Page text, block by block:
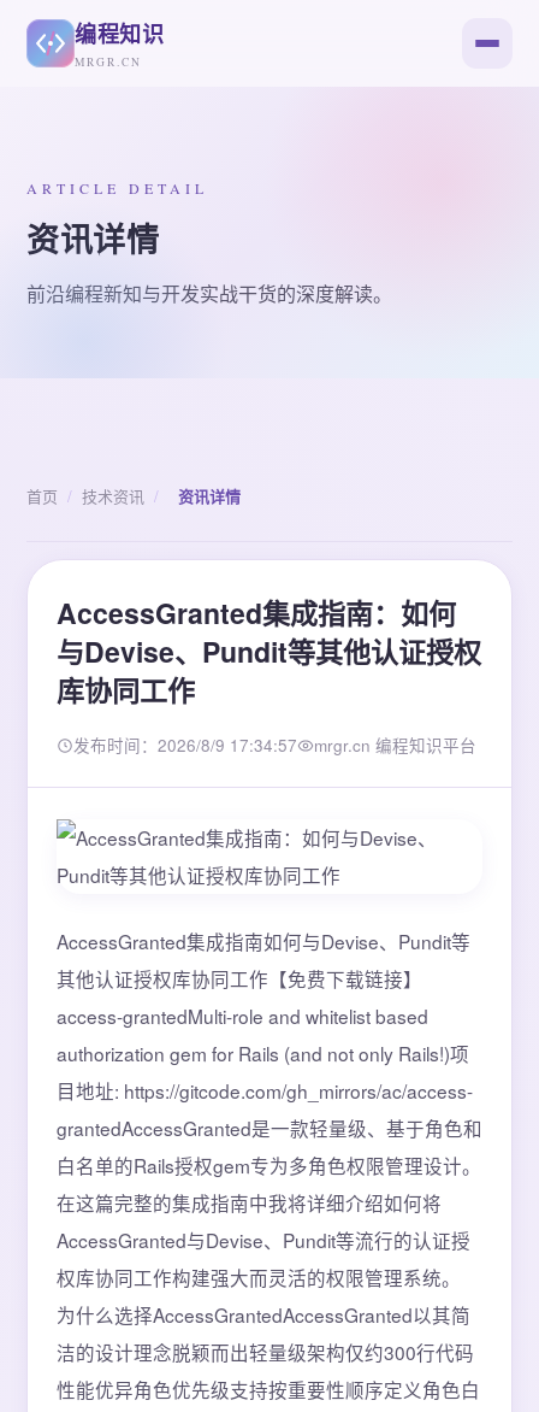
编程知识
MRGR.CN
ARTICLE DETAIL
资讯详情
前沿编程新知与开发实战干货的深度解读。
首页 / 技术资讯 / 资讯详情
AccessGranted集成指南：如何
与Devise、Pundit等其他认证授权
库协同工作
发布时间：2026/8/9 17:34:57 mrgr.cn 编程知识平台
AccessGranted集成指南如何与Devise、Pundit等
其他认证授权库协同工作【免费下载链接】
access-grantedMulti-role and whitelist based
authorization gem for Rails (and not only Rails!)项
目地址: https://gitcode.com/gh_mirrors/ac/access-
grantedAccessGranted是一款轻量级、基于角色和
白名单的Rails授权gem专为多角色权限管理设计。
在这篇完整的集成指南中我将详细介绍如何将
AccessGranted与Devise、Pundit等流行的认证授
权库协同工作构建强大而灵活的权限管理系统。
为什么选择AccessGrantedAccessGranted以其简
洁的设计理念脱颖而出轻量级架构仅约300行代码
性能优异角色优先级支持按重要性顺序定义角色白